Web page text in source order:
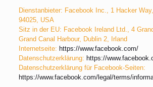
Dienstanbieter: Facebook Inc., 1 Hacker
94025, USA
Sitz in der EU: Facebook Ireland Ltd., 4
Grand Canal Harbour, Dublin 2, Irland
Internetseite: https://www.facebook.com/
Datenschutzerklärung: https://
Datenschutzerklärung für Facebook-Seiten:
https://www.facebook.com/legal/terms/